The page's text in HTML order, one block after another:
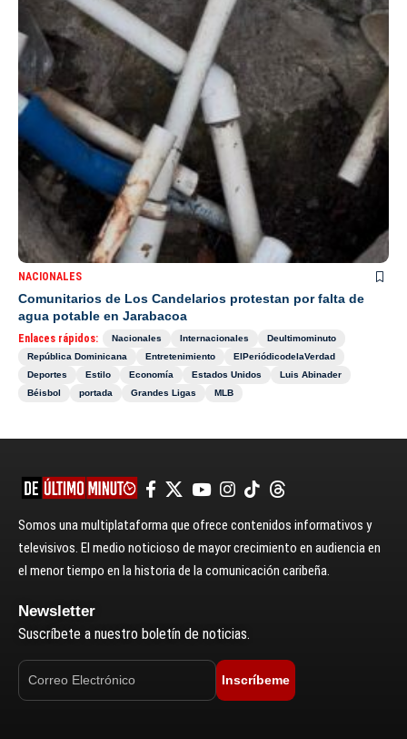
NACIONALES
Comunitarios de Los Candelarios protestan por falta de
agua potable en Jarabacoa
Enlaces rápidos: Nacionales Internacionales
Deultimominuto
República Dominicana
Entretenimiento
ElPeriódicodelaVerdad
Deportes
Estilo Economía Estados Unidos
Luis Abinader
Béisbol
portada Grandes Ligas MLB
Somos una multiplataforma que ofrece contenidos informativos y
televisivos. El medio noticioso de mayor crecimiento en audiencia en
el menor tiempo en la historia de la comunicación caribeña.
Newsletter
Suscríbete a nuestro boletín de noticias.
Inscríbeme